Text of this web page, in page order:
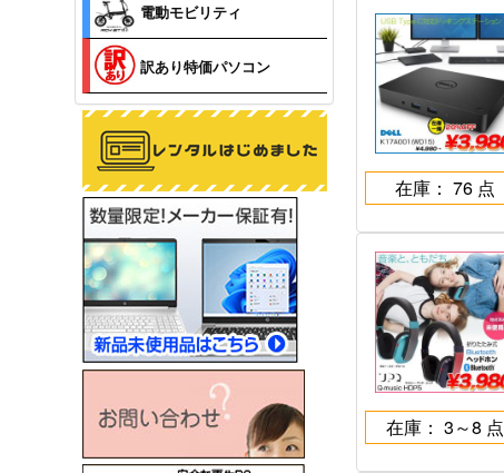
在庫： 76 点
在庫： 3～8 点
電動モビリティ
訳あり特価パソコン